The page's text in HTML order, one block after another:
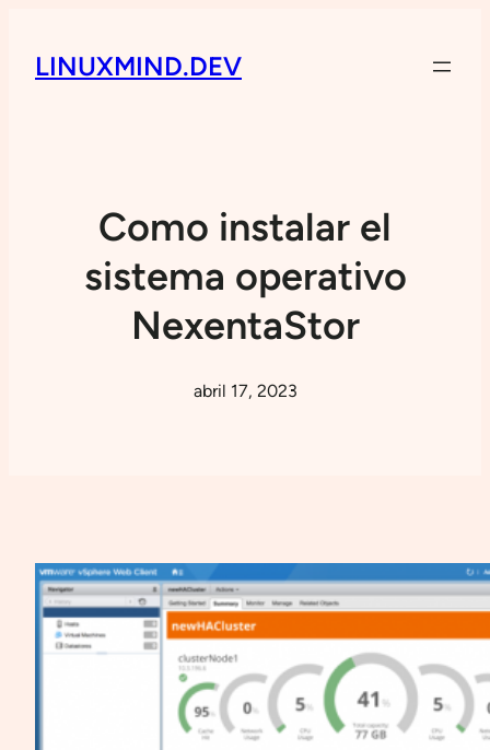
LINUXMIND.DEV
Como instalar el
sistema operativo
NexentaStor
abril 17, 2023